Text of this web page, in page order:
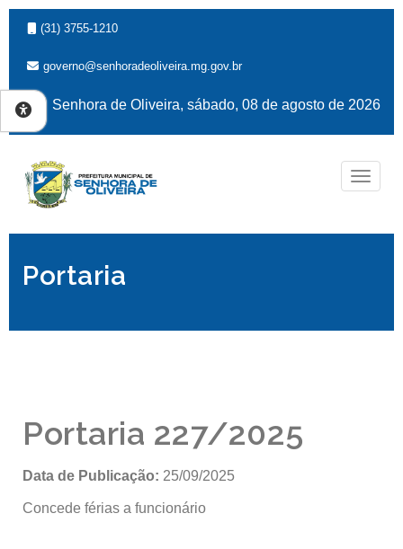
(31) 3755-1210
governo@senhoradeoliveira.mg.gov.br
Senhora de Oliveira, sábado, 08 de agosto de 2026
Portaria
Portaria 227/2025
Data de Publicação: 25/09/2025
Concede férias a funcionário